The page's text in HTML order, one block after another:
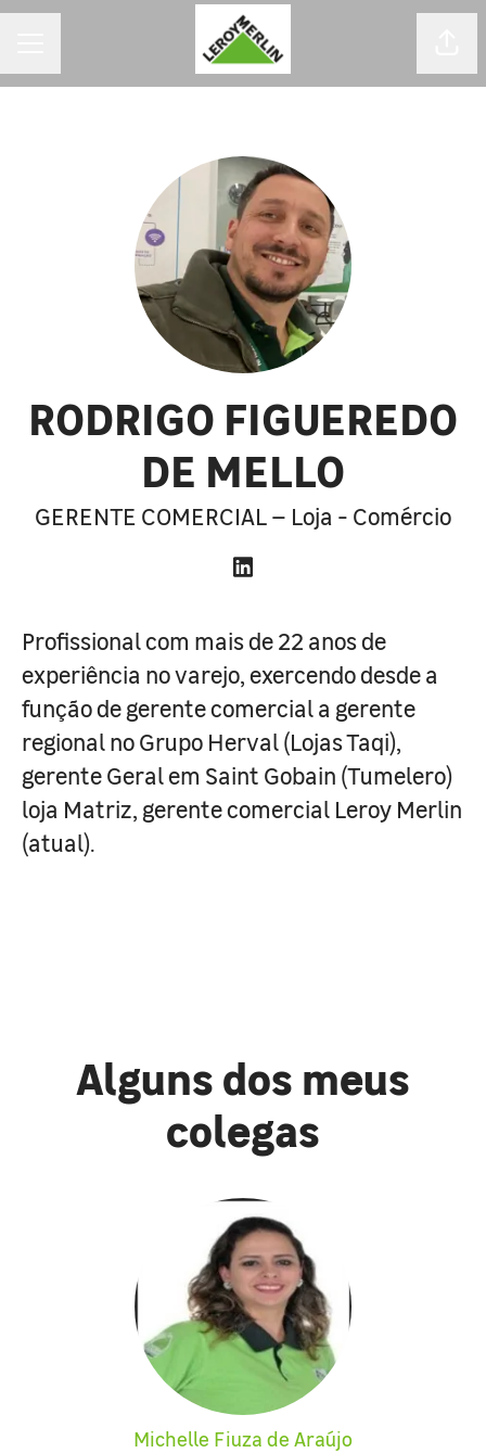
RODRIGO FIGUEREDO
DE MELLO
GERENTE COMERCIAL – Loja - Comércio
Profissional com mais de 22 anos de
experiência no varejo, exercendo desde a
função de gerente comercial a gerente
regional no Grupo Herval (Lojas Taqi),
gerente Geral em Saint Gobain (Tumelero)
loja Matriz, gerente comercial Leroy Merlin
(atual).
Alguns dos meus
colegas
Michelle Fiuza de Araújo